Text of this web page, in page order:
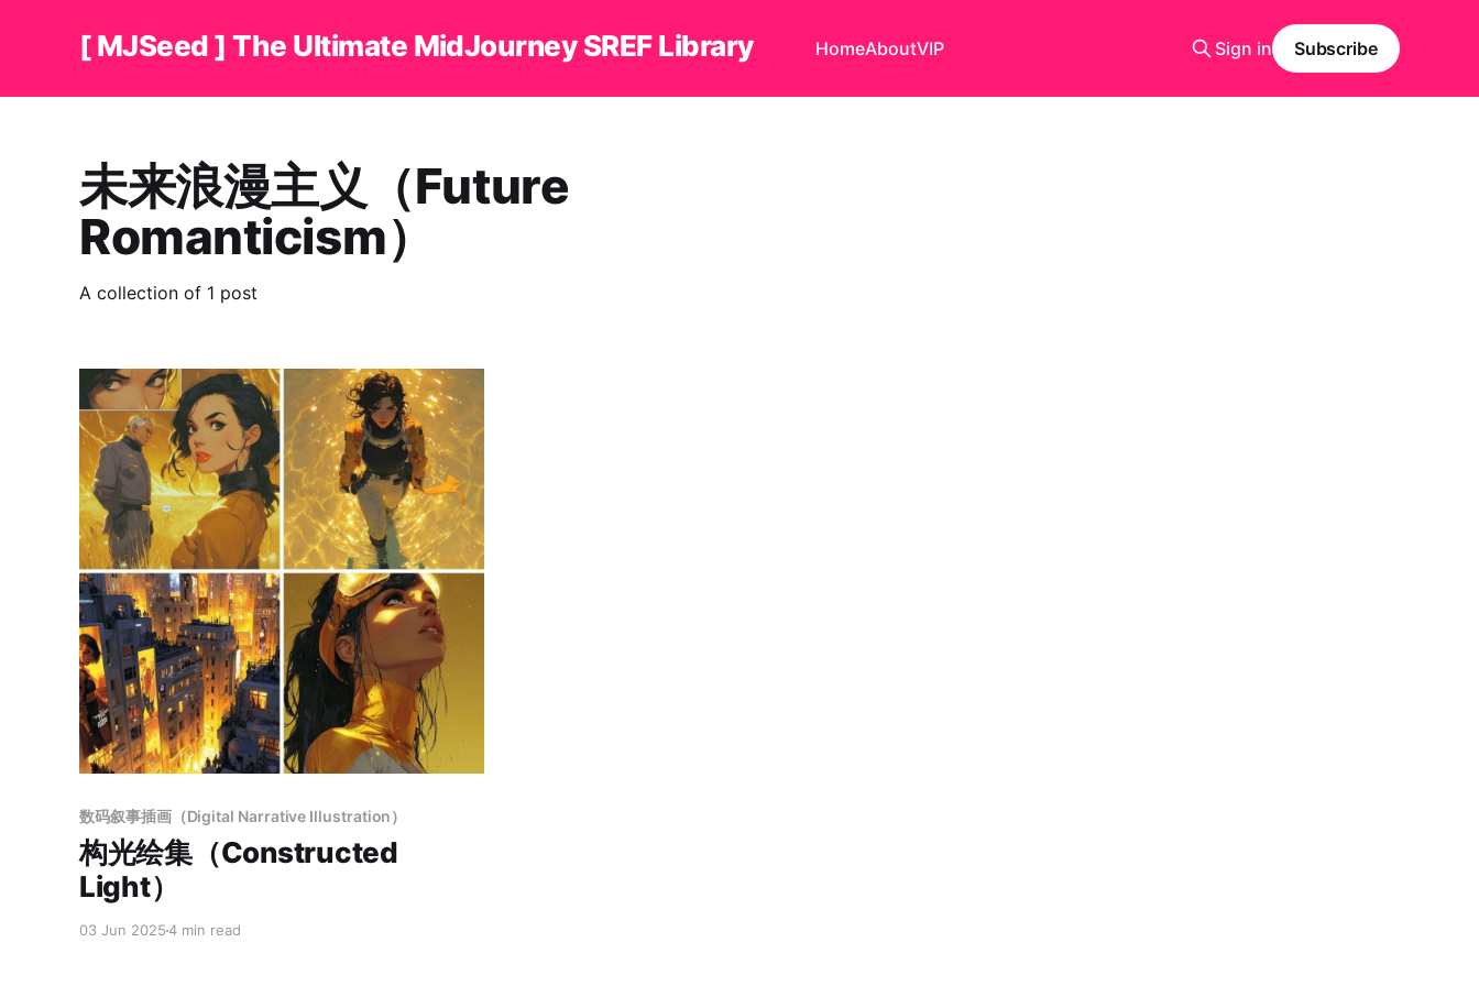
[ MJSeed ] The Ultimate MidJourney SREF Library HomeAboutVIP Sign in Subscribe
未来浪漫主义（Future
Romanticism）
A collection of 1 post
数码叙事插画（Digital Narrative Illustration）
构光绘集（Constructed
Light）
03 Jun 20254 min read